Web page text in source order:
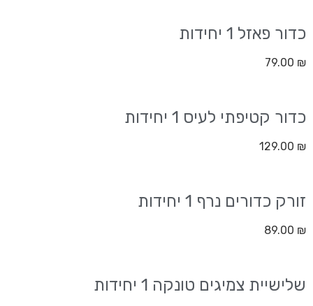
כדור פאזל 1 יחידות
79.00 ₪
כדור קטיפתי לעיס 1 יחידות
129.00 ₪
זורק כדורים נרף 1 יחידות
89.00 ₪
שלישיית צמיגים טונקה 1 יחידות